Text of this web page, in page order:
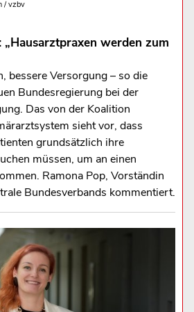
/ vzbv
„Hausarztpraxen werden zum
bessere Versorgung – so die
Bundesregierung bei der
Das von der Koalition
sieht vor, dass
grundsätzlich ihre
müssen, um an einen
Ramona Pop, Vorständin
Bundesverbands kommentiert.